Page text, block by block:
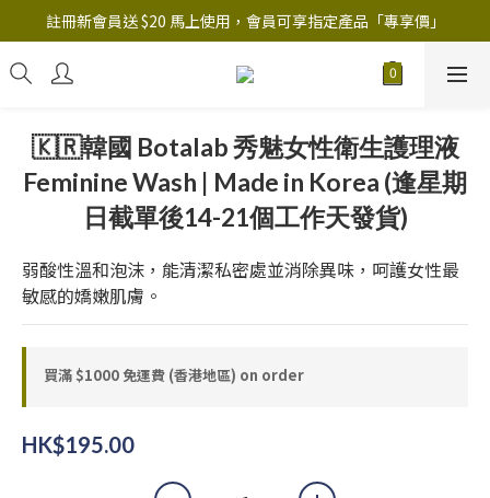
註冊新會員送 $20 馬上使用，會員可享指定產品「​專享價」
註冊新會員送 $20 馬上使用，會員可享指定產品「​專享價」
B.Y.O.B Mask Collection 任選優惠: 4件9折
🇰🇷韓國 Botalab 秀魅女性衛生護理液
Feminine Wash | Made in Korea (逢星期
日截單後14-21個工作天發貨)
弱酸性溫和泡沫，能清潔私密處並消除異味，呵護女性最
敏感的嬌嫩肌膚。
買滿 $1000 免運費 (香港地區) on order
HK$195.00